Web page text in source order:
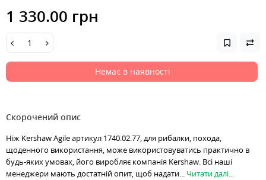
1 330.00 грн
Немає в наявності
Скорочений опис
Ніж Kershaw Agile артикул 1740.02.77, для рибалки, похода,
щоденного використання, може використовуватись практично в
будь-яких умовах, його виробляє компанія Kershaw. Всі наші
менеджери мають достатній опит, щоб надати... Читати далі...